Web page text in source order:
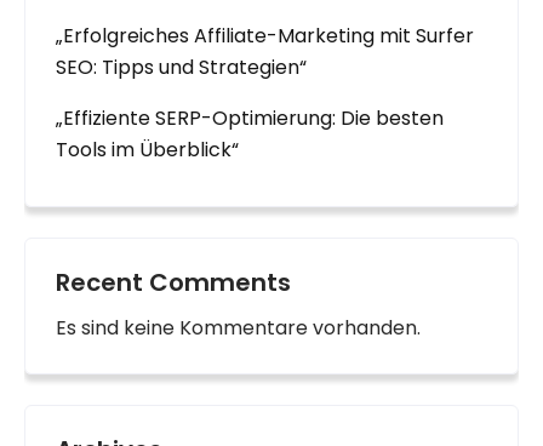
„Erfolgreiches Affiliate-Marketing mit Surfer
SEO: Tipps und Strategien“
„Effiziente SERP-Optimierung: Die besten
Tools im Überblick“
Recent Comments
Es sind keine Kommentare vorhanden.